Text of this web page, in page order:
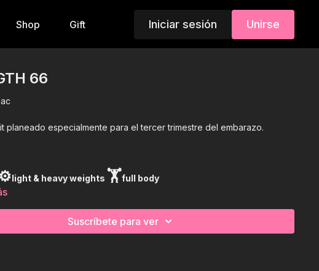
Shop Gift Iniciar sesión Unirse
66
planeado especialmente para el tercer trimestre del embarazo.
⚙️light & heavy weights 🏋full body
Suscríbete para ver